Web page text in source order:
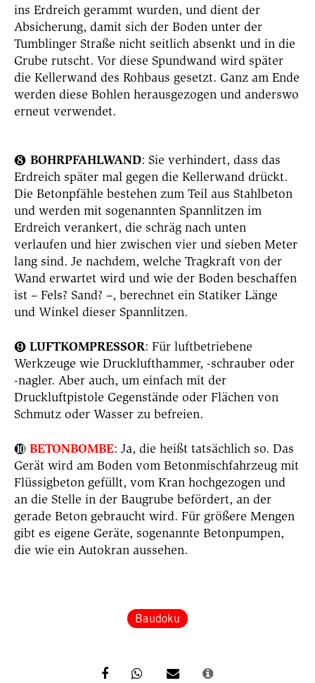
ins Erdreich gerammt wurden, und dient der
Absicherung, damit sich der Boden unter der
Tumblinger Straße nicht seitlich absenkt und in die
Grube rutscht. Vor diese Spundwand wird später
die Kellerwand des Rohbaus gesetzt. Ganz am Ende
werden diese Bohlen herausgezogen und anderswo
erneut verwendet.
❽ BOHRPFAHLWAND: Sie verhindert, dass das
Erdreich später mal gegen die Kellerwand drückt.
Die Betonpfähle bestehen zum Teil aus Stahlbeton
und werden mit sogenannten Spannlitzen im
Erdreich verankert, die schräg nach unten
verlaufen und hier zwischen vier und sieben Meter
lang sind. Je nachdem, welche Tragkraft von der
Wand erwartet wird und wie der Boden beschaffen
ist – Fels? Sand? –, berechnet ein Statiker Länge
und Winkel dieser Spannlitzen.
❾ LUFTKOMPRESSOR: Für luftbetriebene
Werkzeuge wie Drucklufthammer, -schrauber oder
-nagler. Aber auch, um einfach mit der
Druckluftpistole Gegenstände oder Flächen von
Schmutz oder Wasser zu befreien.
❿ BETONBOMBE: Ja, die heißt tatsächlich so. Das
Gerät wird am Boden vom Betonmischfahrzeug mit
Flüssigbeton gefüllt, vom Kran hochgezogen und
an die Stelle in der Baugrube befördert, an der
gerade Beton gebraucht wird. Für größere Mengen
gibt es eigene Geräte, sogenannte Betonpumpen,
die wie ein Autokran aussehen.
Baudoku